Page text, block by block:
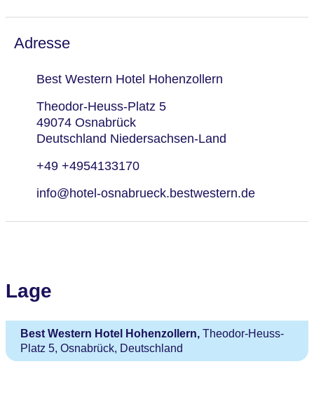
Adresse
Best Western Hotel Hohenzollern
Theodor-Heuss-Platz 5
49074 Osnabrück
Deutschland Niedersachsen-Land
+49 +4954133170
info@hotel-osnabrueck.bestwestern.de
Lage
Best Western Hotel Hohenzollern, Theodor-Heuss-
Platz 5, Osnabrück, Deutschland